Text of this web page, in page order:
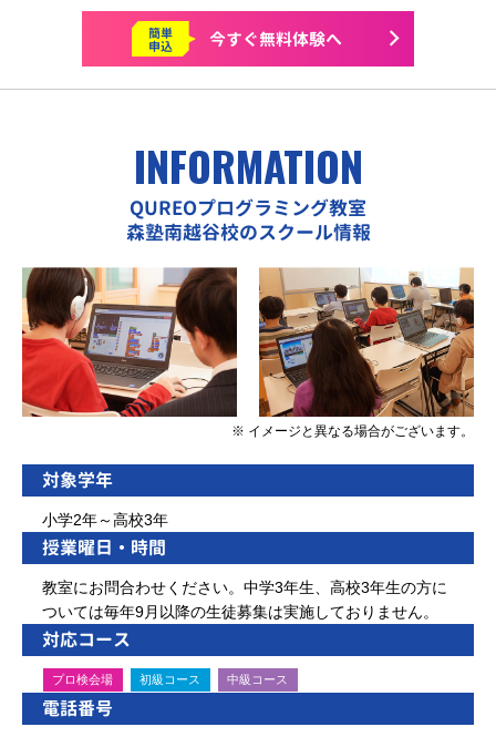
簡単
申込 今すぐ無料体験へ
INFORMATION
QUREOプログラミング教室
森塾南越谷校のスクール情報
※ イメージと異なる場合がございます。
対象学年
小学2年～高校3年
授業曜日・時間
教室にお問合わせください。中学3年生、高校3年生の方に
ついては毎年9月以降の生徒募集は実施しておりません。
対応コース
プロ検会場 初級コース 中級コース
電話番号